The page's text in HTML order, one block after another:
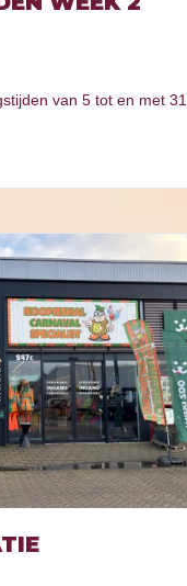
van 5 tot en met 31